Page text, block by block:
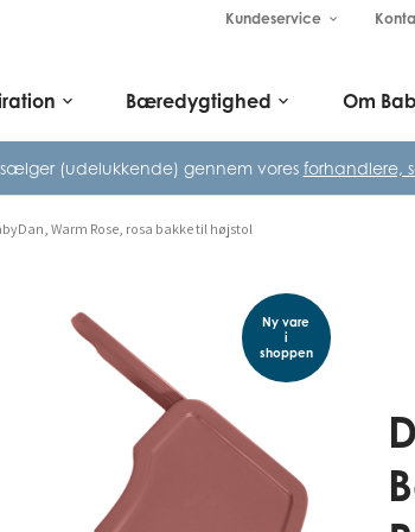
Kundeservice keyboard_arrow_down
keyboard_arrow_down Bæredygtighed keyboard_arrow_down Om
(udelukkende) gennem vores forhandlere,
Warm Rose, rosa bakke til højstol
Ny vare
i
shoppen